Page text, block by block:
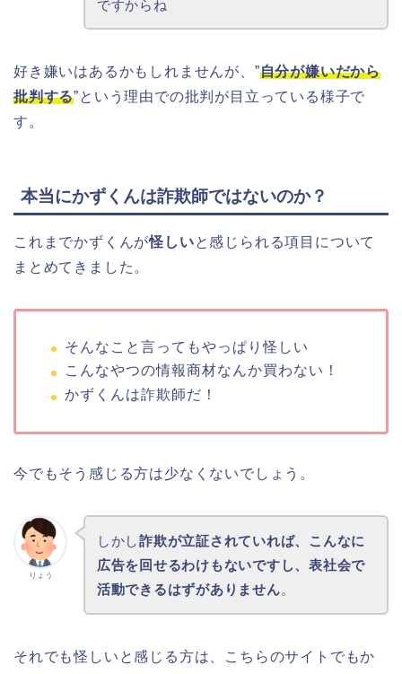
ですからね
好き嫌いはあるかもしれませんが、”自分が嫌いだから
批判する”という理由での批判が目立っている様子で
す。
本当にかずくんは詐欺師ではないのか？
これまでかずくんが怪しいと感じられる項目について
まとめてきました。
そんなこと言ってもやっぱり怪しい
こんなやつの情報商材なんか買わない！
かずくんは詐欺師だ！
今でもそう感じる方は少なくないでしょう。
りょう
しかし詐欺が立証されていれば、こんなに
広告を回せるわけもないですし、表社会で
活動できるはずがありません。
それでも怪しいと感じる方は、こちらのサイトでもか